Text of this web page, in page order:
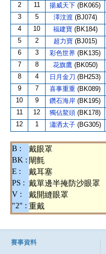
2 11 揚威天下 (BK065)
3 5 澤汶渡 (BJ074)
4 10 福建寶 (BK184)
5 2 超力寶 (BJ015)
6 3 彩色世界 (BK135)
7 8 花旗鷹 (BK050)
8 4 日月金刀 (BH253)
9 7 喜事重重 (BK089)
10 9 鑽石海岸 (BK195)
11 12 獨佔鰲頭 (BK178)
12 1 瀟洒太子 (BG305)
B : 戴眼罩
BK : 閘氈
E :
戴耳塞
PS : 戴單邊半掩防沙眼罩
V :
戴開縫眼罩
"2" : 重戴
賽事資料